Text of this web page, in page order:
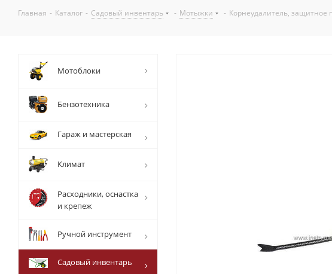
Главная - Каталог - Садовый инвентарь - Мотыжки - Корнеудалитель, защитное
Мотоблоки
Бензотехника
Гараж и мастерская
Климат
Расходники, оснастка
и крепеж
Ручной инструмент
Садовый инвентарь